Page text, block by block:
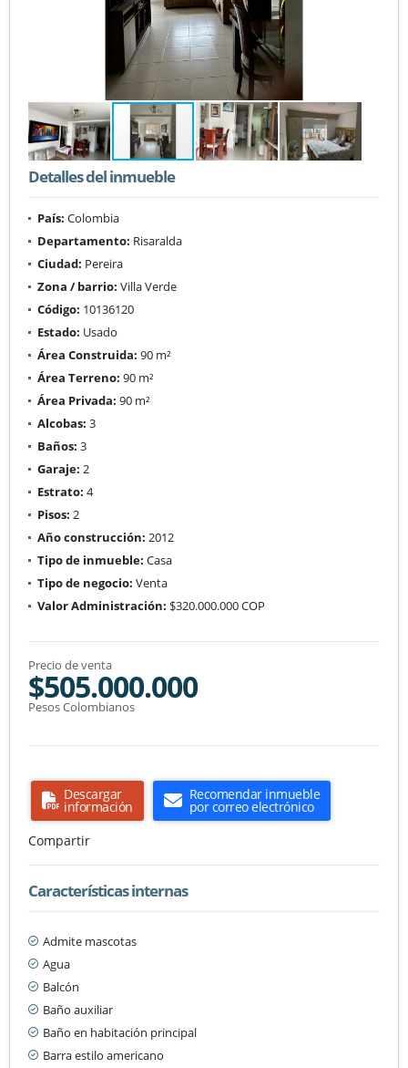
Detalles del inmueble
País: Colombia
Departamento: Risaralda
Ciudad: Pereira
Zona / barrio: Villa Verde
Código: 10136120
Estado: Usado
Área Construida: 90 m²
Área Terreno: 90 m²
Área Privada: 90 m²
Alcobas: 3
Baños: 3
Garaje: 2
Estrato: 4
Pisos: 2
Año construcción: 2012
Tipo de inmueble: Casa
Tipo de negocio: Venta
Valor Administración: $320.000.000 COP
Precio de venta
$505.000.000
Pesos Colombianos
Descargar
información
Recomendar inmueble
por correo electrónico
Compartir
Características internas
Admite mascotas
Agua
Balcón
Baño auxiliar
Baño en habitación principal
Barra estilo americano